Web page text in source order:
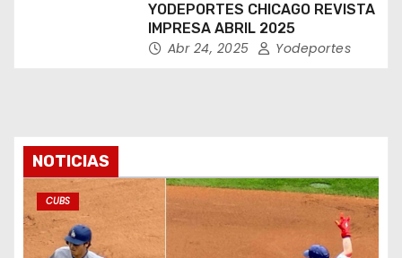
YODEPORTES CHICAGO REVISTA
IMPRESA ABRIL 2025
Abr 24, 2025 Yodeportes
NOTICIAS
CUBS